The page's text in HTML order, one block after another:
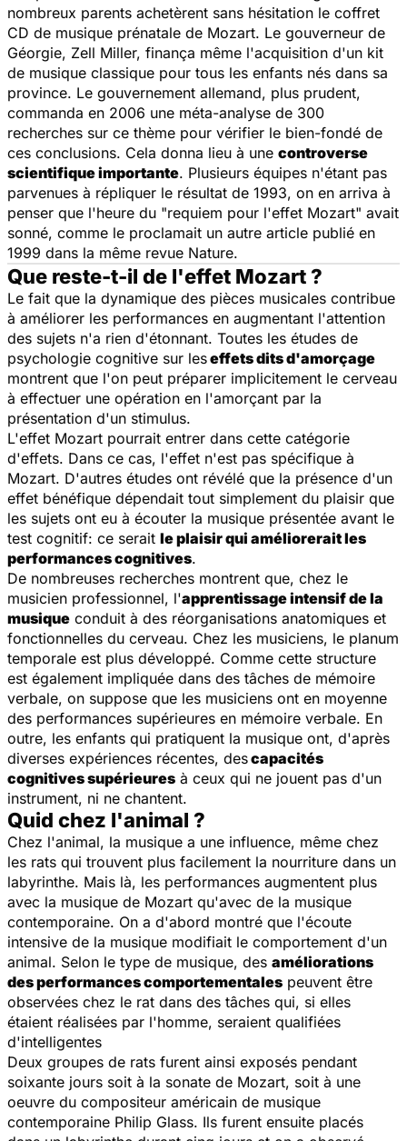
nombreux parents achetèrent sans hésitation le coffret
CD de musique prénatale de Mozart. Le gouverneur de
Géorgie, Zell Miller, finança même l'acquisition d'un kit
de musique classique pour tous les enfants nés dans sa
province. Le gouvernement allemand, plus prudent,
commanda en 2006 une méta-analyse de 300
recherches sur ce thème pour vérifier le bien-fondé de
ces conclusions. Cela donna lieu à une controverse
scientifique importante. Plusieurs équipes n'étant pas
parvenues à répliquer le résultat de 1993, on en arriva à
penser que l'heure du "requiem pour l'effet Mozart" avait
sonné, comme le proclamait un autre article publié en
1999 dans la même revue Nature.
Que reste-t-il de l'effet Mozart ?
Le fait que la dynamique des pièces musicales contribue
à améliorer les performances en augmentant l'attention
des sujets n'a rien d'étonnant. Toutes les études de
psychologie cognitive sur leseffets dits d'amorçage
montrent que l'on peut préparer implicitement le cerveau
à effectuer une opération en l'amorçant par la
présentation d'un stimulus.
L'effet Mozart pourrait entrer dans cette catégorie
d'effets. Dans ce cas, l'effet n'est pas spécifique à
Mozart. D'autres études ont révélé que la présence d'un
effet bénéfique dépendait tout simplement du plaisir que
les sujets ont eu à écouter la musique présentée avant le
test cognitif: ce serait le plaisir qui améliorerait les
performances cognitives.
De nombreuses recherches montrent que, chez le
musicien professionnel, l'apprentissage intensif de la
musique conduit à des réorganisations anatomiques et
fonctionnelles du cerveau. Chez les musiciens, le planum
temporale est plus développé. Comme cette structure
est également impliquée dans des tâches de mémoire
verbale, on suppose que les musiciens ont en moyenne
des performances supérieures en mémoire verbale. En
outre, les enfants qui pratiquent la musique ont, d'après
diverses expériences récentes, descapacités
cognitives supérieures à ceux qui ne jouent pas d'un
instrument, ni ne chantent.
Quid chez l'animal ?
Chez l'animal, la musique a une influence, même chez
les rats qui trouvent plus facilement la nourriture dans un
labyrinthe. Mais là, les performances augmentent plus
avec la musique de Mozart qu'avec de la musique
contemporaine. On a d'abord montré que l'écoute
intensive de la musique modifiait le comportement d'un
animal. Selon le type de musique, des améliorations
des performances comportementales peuvent être
observées chez le rat dans des tâches qui, si elles
étaient réalisées par l'homme, seraient qualifiées
d'intelligentes
Deux groupes de rats furent ainsi exposés pendant
soixante jours soit à la sonate de Mozart, soit à une
oeuvre du compositeur américain de musique
contemporaine Philip Glass. Ils furent ensuite placés